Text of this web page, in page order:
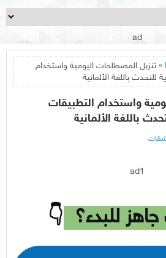
ad
» تنزبل المصطلحات اليومية واستخدام
للتحدث باللغة الألمانية
واستخدام التطبيقات
باللغة الألمانية
ad1
للبدء؟ 👇